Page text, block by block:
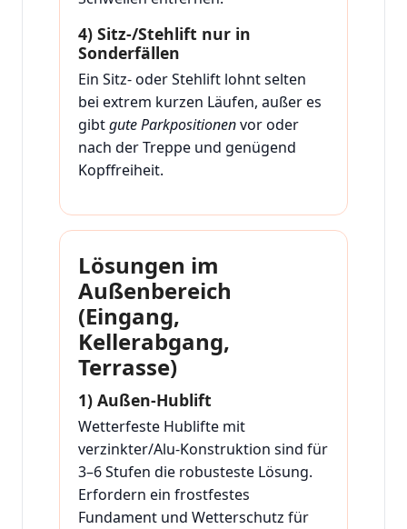
4) Sitz-/Stehlift nur in
Sonderfällen
Ein Sitz- oder Stehlift lohnt selten
bei extrem kurzen Läufen, außer es
gibtgute Parkpositionenvor oder
nach der Treppe und genügend
Kopffreiheit.
Lösungen im
Außenbereich
(Eingang,
Kellerabgang,
Terrasse)
1) Außen-Hublift
Wetterfeste Hublifte mit
verzinkter/Alu-Konstruktion sind für
3–6 Stufen die robusteste Lösung.
Erfordern ein frostfestes
Fundament und Wetterschutz für